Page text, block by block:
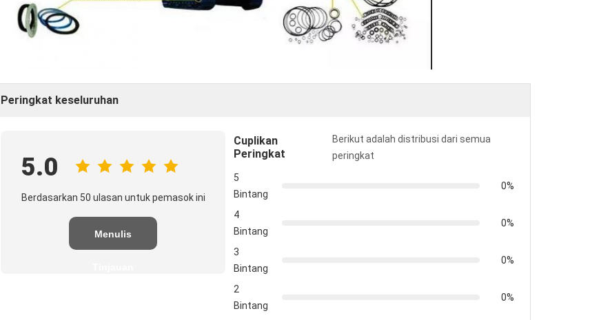
Peringkat keseluruhan
5.0
Berdasarkan 50 ulasan untuk pemasok ini
Menulis
Cuplikan
Peringkat
Berikut adalah distribusi dari semua
peringkat
5
Bintang
0%
4
Bintang
0%
3
Bintang
0%
2
Bintang
0%